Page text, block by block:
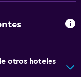
otros hoteles